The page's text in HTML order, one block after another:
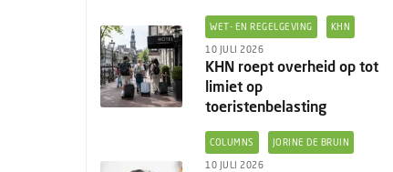
WET- EN REGELGEVING KHN
10 JULI 2026
KHN roept overheid op tot
limiet op
toeristenbelasting
COLUMNS JORINE DE BRUIN
10 JULI 2026